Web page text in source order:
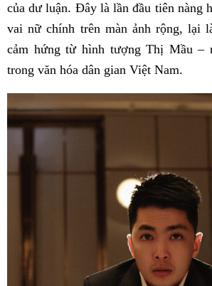
của dư luận. Đây là lần đầu tiên nàng
vai nữ chính trên màn ảnh rộng, lại
cảm hứng từ hình tượng Thị Mầu –
trong văn hóa dân gian Việt Nam.